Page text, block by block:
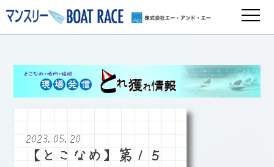
2023.05.20
【とこなめ】第１５